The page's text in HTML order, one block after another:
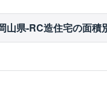
山県-RC造住宅の面積